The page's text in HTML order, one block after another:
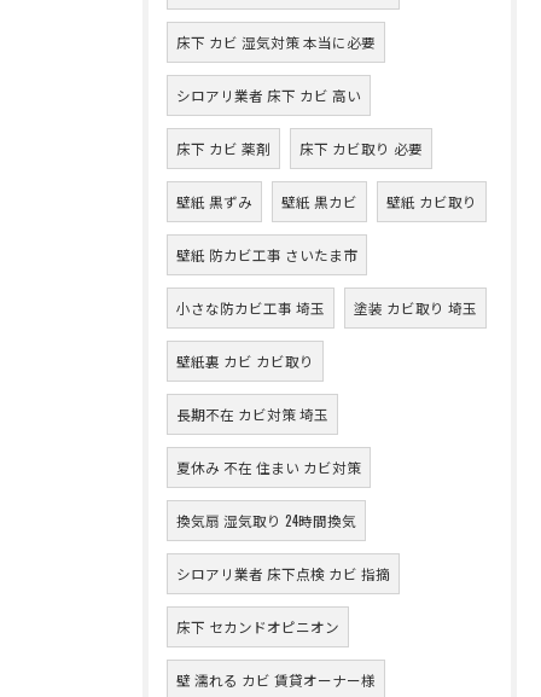
床下 カビ 湿気対策 本当に必要
シロアリ業者 床下 カビ 高い
床下 カビ 薬剤 床下 カビ取り 必要
壁紙 黒ずみ 壁紙 黒カビ 壁紙 カビ取り
壁紙 防カビ工事 さいたま市
小さな防カビ工事 埼玉 塗装 カビ取り 埼玉
壁紙裏 カビ カビ取り
長期不在 カビ対策 埼玉
夏休み 不在 住まい カビ対策
換気扇 湿気取り 24時間換気
シロアリ業者 床下点検 カビ 指摘
床下 セカンドオピニオン
壁 濡れる カビ 賃貸オーナー様